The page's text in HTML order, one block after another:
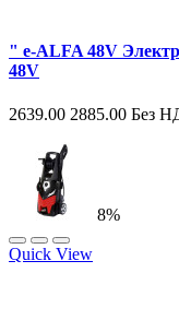
" e-ALFA 48V
48V
2639.00 2885.00 Без
8%
Quick View